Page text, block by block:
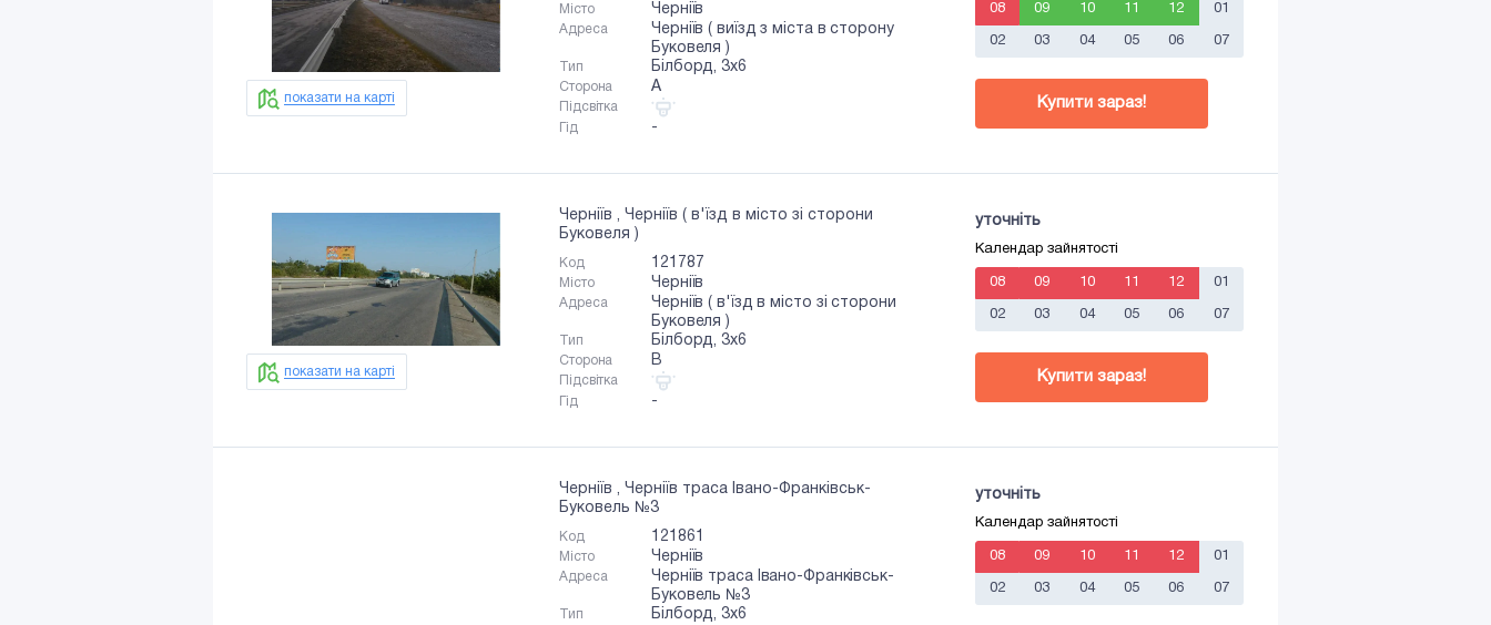
показати на карті
Місто Черніїв
Адреса
Черніїв ( виїзд з міста в сторону
Буковеля )
Тип Білборд, 3х6
Сторона A
Підсвітка
Гід
-
08 09 10 11 12 01
02 03 04 05 06 07
Купити зараз!
показати на карті
Черніїв , Черніїв ( в'їзд в місто зі сторони
Буковеля )
Код 121787
Місто Черніїв
Адреса
Черніїв ( в'їзд в місто зі сторони
Буковеля )
Тип Білборд, 3х6
Сторона B
Підсвітка
Гід
-
уточніть
Календар зайнятості
08 09 10 11 12 01
02 03 04 05 06 07
Купити зараз!
Черніїв , Черніїв траса Івано-Франківськ-
Буковель №3
Код 121861
Місто Черніїв
Адреса
Черніїв траса Івано-Франківськ-
Буковель №3
Тип Білборд, 3х6
уточніть
Календар зайнятості
08 09 10 11 12 01
02 03 04 05 06 07